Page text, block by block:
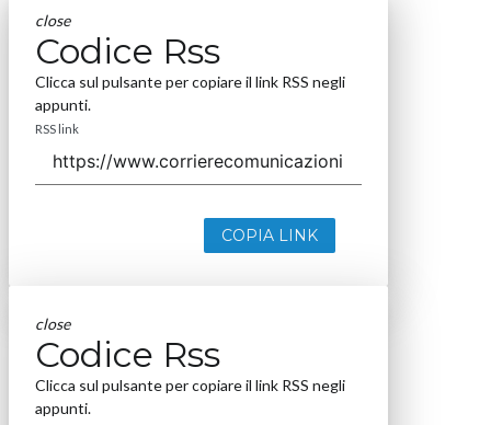
close
Codice Rss
Clicca sul pulsante per copiare il link RSS negli
appunti.
RSS link
COPIA LINK
close
Codice Rss
Clicca sul pulsante per copiare il link RSS negli
appunti.